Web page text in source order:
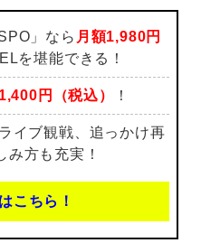
」なら 月額1,980円
を堪能できる！
円（税込） ！
イブ観戦、追っかけ再
み方も充実！
こちら！